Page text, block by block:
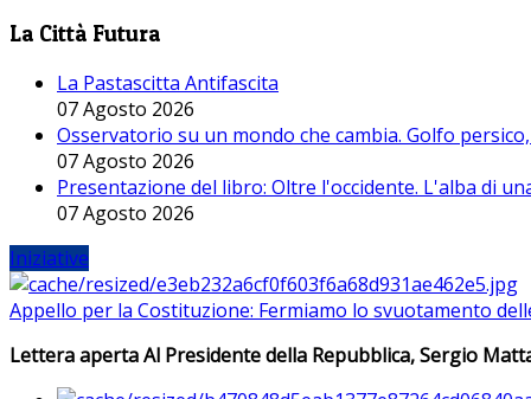
La Città Futura
La Pastascitta Antifascita
07 Agosto 2026
Osservatorio su un mondo che cambia. Golfo
07 Agosto 2026
Presentazione del libro: Oltre l'occidente. L'alba di
07 Agosto 2026
Iniziative
Appello per la Costituzione: Fermiamo lo svuotamento
Lettera aperta Al Presidente della Repubblica, Sergio